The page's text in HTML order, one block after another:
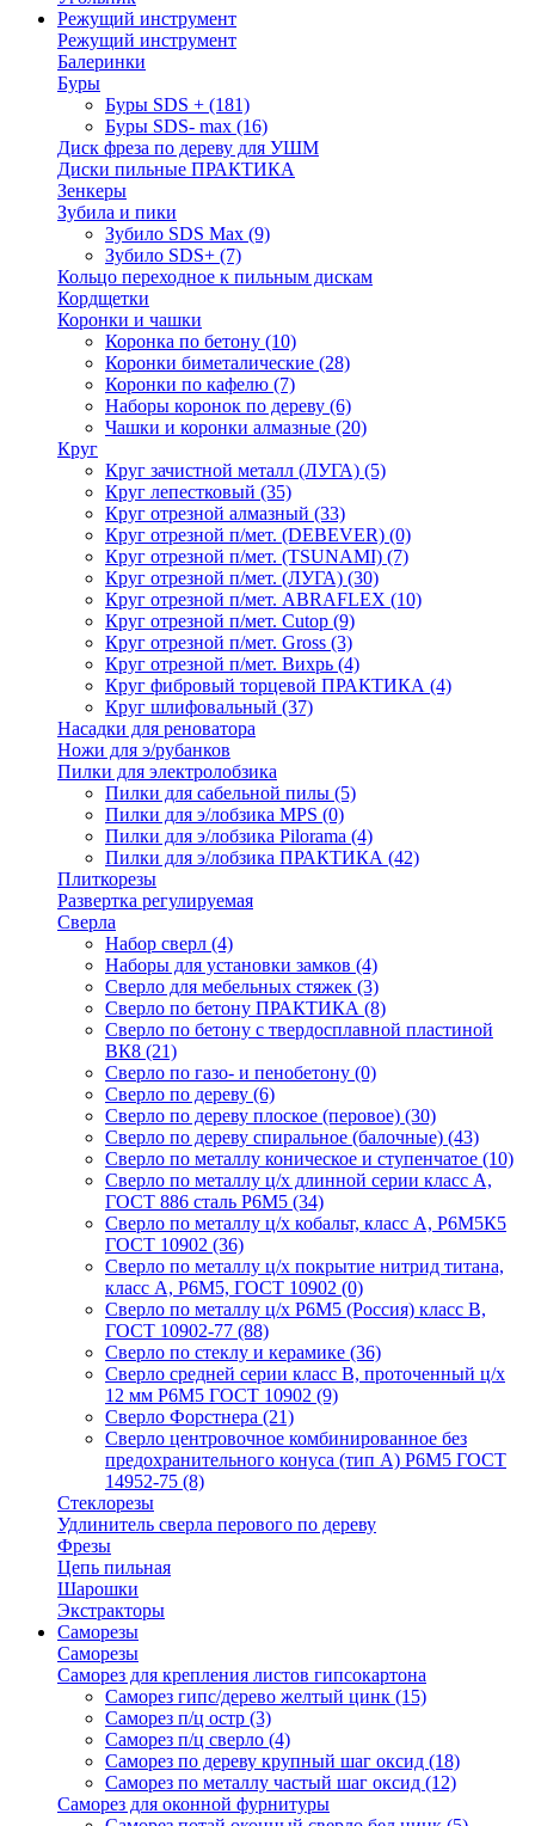
Режущий инструмент
Режущий инструмент
Балеринки
Буры
Буры SDS + (181)
Буры SDS- max (16)
Диск фреза по дереву для УШМ
Диски пильные ПРАКТИКА
Зенкеры
Зубила и пики
Зубило SDS Max (9)
Зубило SDS+ (7)
Кольцо переходное к пильным дискам
Кордщетки
Коронки и чашки
Коронка по бетону (10)
Коронки биметалические (28)
Коронки по кафелю (7)
Наборы коронок по дереву (6)
Чашки и коронки алмазные (20)
Круг
Круг зачистной металл (ЛУГА) (5)
Круг лепестковый (35)
Круг отрезной алмазный (33)
Круг отрезной п/мет. (DEBEVER) (0)
Круг отрезной п/мет. (TSUNAMI) (7)
Круг отрезной п/мет. (ЛУГА) (30)
Круг отрезной п/мет. ABRAFLEX (10)
Круг отрезной п/мет. Cutop (9)
Круг отрезной п/мет. Gross (3)
Круг отрезной п/мет. Вихрь (4)
Круг фибровый торцевой ПРАКТИКА (4)
Круг шлифовальный (37)
Насадки для реноватора
Ножи для э/рубанков
Пилки для электролобзика
Пилки для сабельной пилы (5)
Пилки для э/лобзика MPS (0)
Пилки для э/лобзика Pilorama (4)
Пилки для э/лобзика ПРАКТИКА (42)
Плиткорезы
Развертка регулируемая
Сверла
Набор сверл (4)
Наборы для установки замков (4)
Сверло для мебельных стяжек (3)
Сверло по бетону ПРАКТИКА (8)
Сверло по бетону с твердосплавной пластиной
ВК8 (21)
Сверло по газо- и пенобетону (0)
Сверло по дереву (6)
Сверло по дереву плоское (перовое) (30)
Сверло по дереву спиральное (балочные) (43)
Сверло по металлу коническое и ступенчатое (10)
Сверло по металлу ц/х длинной серии класс А,
ГОСТ 886 сталь Р6М5 (34)
Сверло по металлу ц/х кобальт, класс А, Р6М5К5
ГОСТ 10902 (36)
Сверло по металлу ц/х покрытие нитрид титана,
класс А, Р6М5, ГОСТ 10902 (0)
Сверло по металлу ц/х Р6М5 (Россия) класс В,
ГОСТ 10902-77 (88)
Сверло по стеклу и керамике (36)
Сверло средней серии класс В, проточенный ц/х
12 мм Р6М5 ГОСТ 10902 (9)
Сверло Форстнера (21)
Сверло центровочное комбинированное без
предохранительного конуса (тип А) Р6М5 ГОСТ
14952-75 (8)
Стеклорезы
Удлинитель сверла перового по дереву
Фрезы
Цепь пильная
Шарошки
Экстракторы
Саморезы
Саморезы
Саморез для крепления листов гипсокартона
Саморез гипс/дерево желтый цинк (15)
Саморез п/ц остр (3)
Саморез п/ц сверло (4)
Саморез по дереву крупный шаг оксид (18)
Саморез по металлу частый шаг оксид (12)
Саморез для оконной фурнитуры